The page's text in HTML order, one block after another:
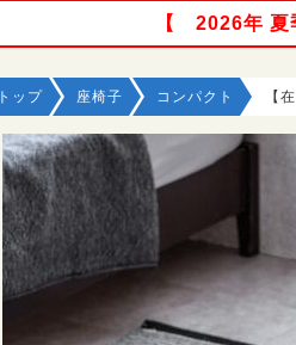
【 2026年 夏
トップ 座椅子 コンパクト 【